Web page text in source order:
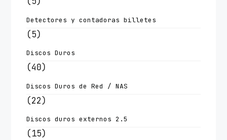
Detectores y contadoras billetes
(5)
Discos Duros
(40)
Discos Duros de Red / NAS
(22)
Discos duros externos 2.5
(15)